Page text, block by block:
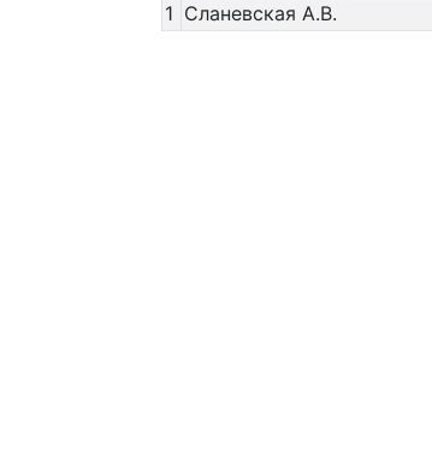
1 Сланевская А.В.